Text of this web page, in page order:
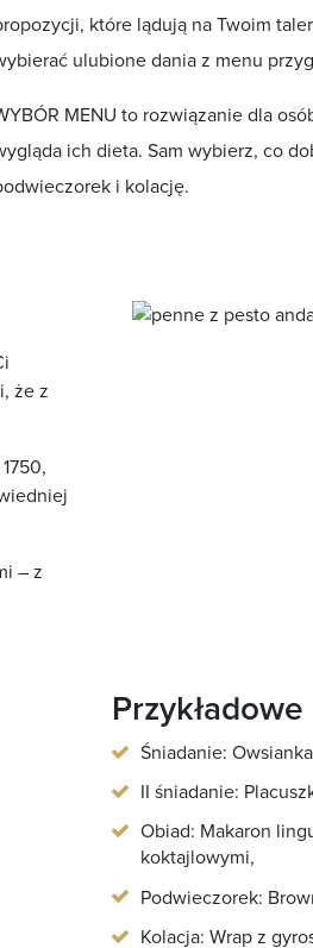
które lądują na Twoim
ulubione dania z menu
MENU to rozwiązanie dla
ich dieta. Sam wybierz, co
i kolację.
że z
– z
Śniadanie:
II śniadanie:
Obiad: Makaron
koktajlowymi,
Podwieczorek:
Kolacja: Wrap z